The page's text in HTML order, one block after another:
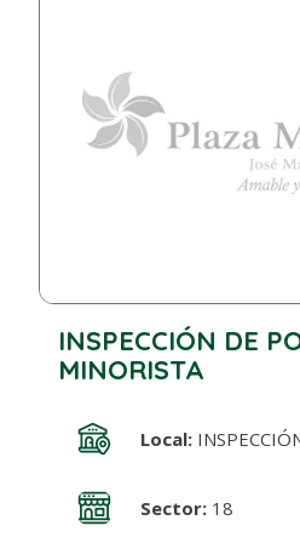
INSPECCIÓN DE
MINORISTA
Local:
Sector:18